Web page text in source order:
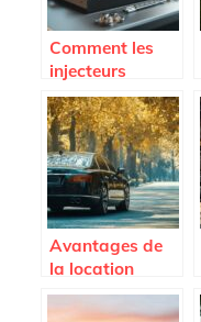
Comment les
injecteurs
reconditionnés
améliorent la
performance
moteur tout en
réduisant les
coûts?
Avantages de
la location
longue duree
pour les